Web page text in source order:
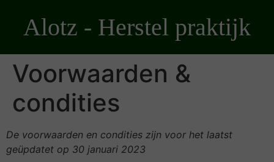
Alotz - Herstel praktijk
Voorwaarden &
condities
De voorwaarden en condities zijn voor het laatst
geüpdatet op 30 januari 2023